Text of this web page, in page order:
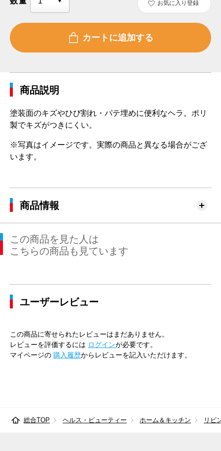
お気に入り登録
商品説明
塗装面のキズやひび割れ・パテ埋めに便利なヘラ。ポリ
製でキズがつきにくい。
※写真はイメージです。実際の商品と異なる場合がござ
います。
商品情報
この商品を見た人は
こちらの商品も見ています
ユーザーレビュー
この商品に寄せられたレビューはまだありません。
レビューを評価するには ログインが必要です。
マイページの 購入履歴からレビューを記入いただけます。
総合TOP ヘルス・ビューティー ホーム＆キッチン リビ